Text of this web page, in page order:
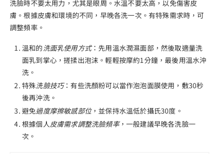
洗臉時不要太用力，尤其是眼周。水溫不要太高，以免傷害皮
膚。根據皮膚和環境的不同，早晚各洗一次。有特殊需求時，可
調整頻率。
溫和的 洗面乳使用方式：先用溫水潤濕面部，然後取適量洗
面乳到掌心，搓揉出泡沫。輕輕按摩約1分鐘，最後用溫水沖
洗。
特殊洗臉技巧：有些洗顏粉可以當作泡泡面膜使用，敷30秒
後再沖洗。
避免過度摩擦敏感部位，並保持水溫低於攝氏30度。
根據個人皮膚需求調整洗臉頻率，一般建議早晚各洗臉一
次。